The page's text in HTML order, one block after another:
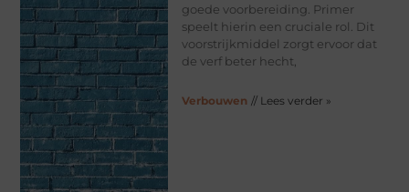
goede voorbereiding. Primer
speelt hierin een cruciale rol. Dit
voorstrijkmiddel zorgt ervoor dat
de verf beter hecht,
Verbouwen // Lees verder »